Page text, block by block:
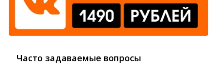
Часто задаваемые вопросы